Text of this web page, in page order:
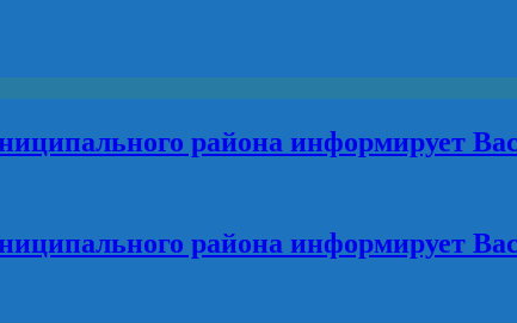
района информирует
района информирует